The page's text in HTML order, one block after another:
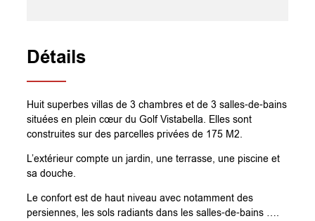
Détails
Huit superbes villas de 3 chambres et de 3 salles-de-bains
situées en plein cœur du Golf Vistabella. Elles sont
construites sur des parcelles privées de 175 M2.
L’extérieur compte un jardin, une terrasse, une piscine et
sa douche.
Le confort est de haut niveau avec notamment des
persiennes, les sols radiants dans les salles-de-bains ….